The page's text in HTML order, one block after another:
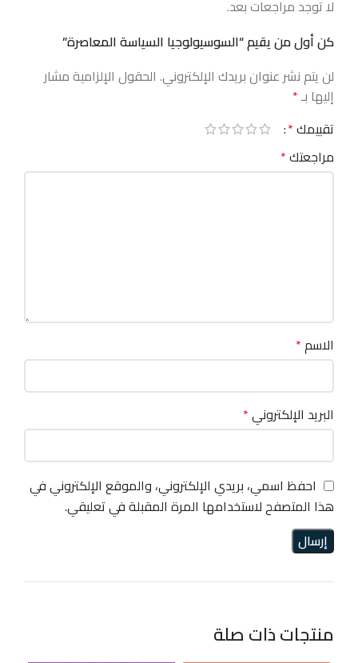
لا توجد مراجعات بعد.
كن أول من يقيم “السوسيولوجيا السياسة المعاصرة”
لن يتم نشر عنوان بريدك الإلكتروني. الحقول الإلزامية مشار
إليها بـ*
تقييمك*
مراجعتك*
الاسم*
البريد الإلكتروني*
احفظ اسمي، بريدي الإلكتروني، والموقع الإلكتروني في
هذا المتصفح لاستخدامها المرة المقبلة في تعليقي.
منتجات ذات صلة